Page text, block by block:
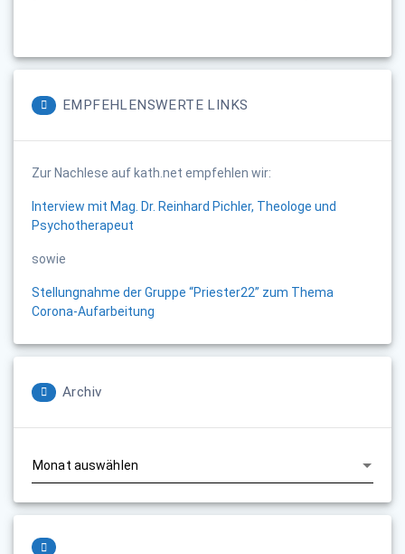
EMPFEHLENSWERTE LINKS
Zur Nachlese auf kath.net empfehlen wir:
Interview mit Mag. Dr. Reinhard Pichler, Theologe und
Psychotherapeut
sowie
Stellungnahme der Gruppe “Priester22” zum Thema
Corona-Aufarbeitung
Archiv